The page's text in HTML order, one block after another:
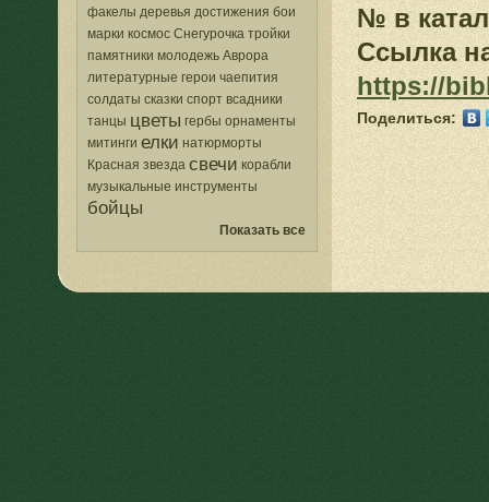
факелы деревья достижения бои
марки космос Снегурочка тройки
памятники молодежь Аврора
литературные герои чаепития
солдаты сказки спорт всадники
танцы цветы гербы орнаменты
митинги елки натюрморты
Красная звезда свечи корабли
музыкальные инструменты
бойцы
Показать все
№ в
Ссылка
https://
Поделиться: